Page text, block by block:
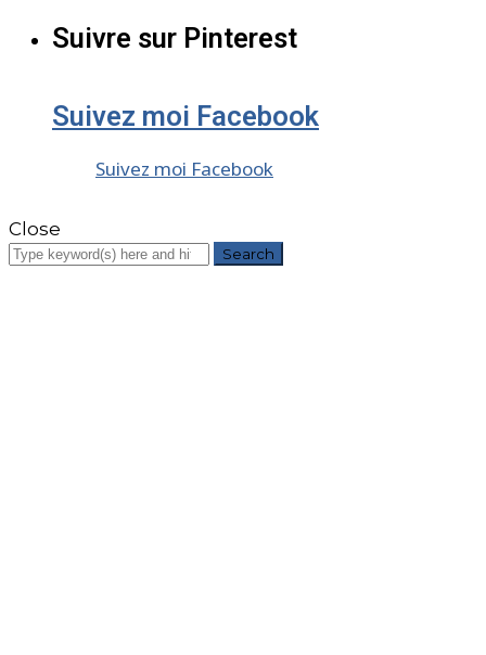
Suivre sur Pinterest
Suivez moi Facebook
Suivez moi Facebook
Close